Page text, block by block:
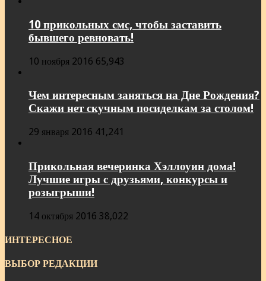
10 прикольных смс, чтобы заставить
бывшего ревновать!
10 ноября 2016 65,943
Чем интересным заняться на Дне Рождения?
Скажи нет скучным посиделкам за столом!
29 января 2016 41,241
Прикольная вечеринка Хэллоуин дома!
Лучшие игры с друзьями, конкурсы и
розыгрыши!
14 октября 2016 38,022
ИНТЕРЕСНОЕ
ВЫБОР РЕДАКЦИИ